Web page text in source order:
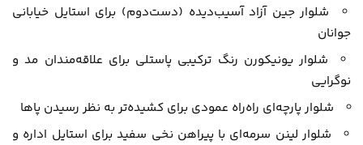
شلوار جین آزاد آسیب‌دیده (دست‌دوم) برای استایل خیابانی
جوانان
شلوار یونیکورن رنگ ترکیبی پاستلی برای علاقه‌مندان مد و
نوگرایی
شلوار پارچه‌ای راه‌راه عمودی برای کشیده‌تر به نظر رسیدن پاها
شلوار لینن سرمه‌ای با پیراهن نخی سفید برای استایل اداره و